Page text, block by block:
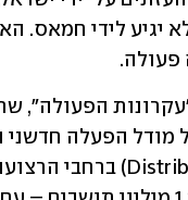
פעולה.